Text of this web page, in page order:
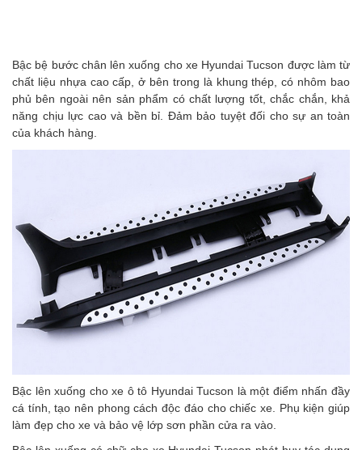
Bậc bệ bước chân lên xuống cho xe Hyundai Tucson được làm từ
chất liệu nhựa cao cấp, ở bên trong là khung thép, có nhôm bao
phủ bên ngoài nên sản phẩm có chất lượng tốt, chắc chắn, khả
năng chịu lực cao và bền bỉ. Đảm bảo tuyệt đối cho sự an toàn
của khách hàng.
Bậc lên xuống cho xe ô tô Hyundai Tucson là một điểm nhấn đầy
cá tính, tạo nên phong cách độc đáo cho chiếc xe. Phụ kiện giúp
làm đẹp cho xe và bảo vệ lớp sơn phần cửa ra vào.